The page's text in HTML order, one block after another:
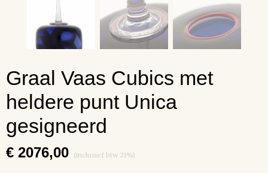
Graal Vaas Cubics met
heldere punt Unica
gesigneerd
€ 2076,00 (inclusief btw 21%)